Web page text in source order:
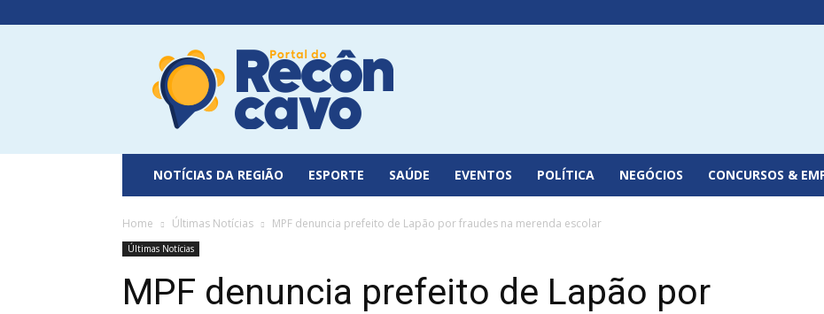
Portal
do
Recôncavo
NOTÍCIAS DA REGIÃO ESPORTE SAÚDE EVENTOS POLÍTICA NEGÓCIOS CONCURSOS &
Home Últimas Notícias MPF denuncia prefeito de Lapão por fraudes na merenda escolar
Últimas Notícias
MPF denuncia prefeito de Lapão por